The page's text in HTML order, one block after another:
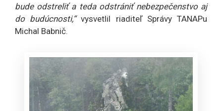
bude odstreliť a teda odstrániť nebezpečenstvo aj
do budúcnosti,“vysvetlil riaditeľ Správy TANAPu
Michal Babnič.